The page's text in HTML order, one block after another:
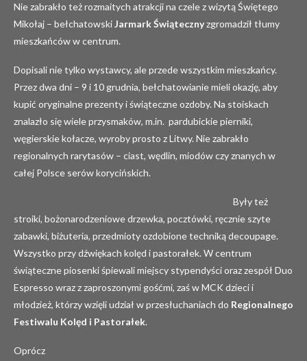
Nie zabrakło też rozmaitych atrakcji na czele z wizytą Świętego
Mikołaj – bełchatowskiJarmark Świątecznyzgromadził tłumy
mieszkańców w centrum.
Dopisali nie tylko wystawcy, ale przede wszystkim mieszkańcy.
Przez dwa dni – 9 i 10 grudnia, bełchatowianie mieli okazję, aby
kupić oryginalne prezenty i świąteczne ozdoby. Na stoiskach
znalazło się wiele przysmaków, m.in. pardubickie pierniki,
węgierskie kołacze, wyroby prosto z Litwy. Nie zabrakło
regionalnych rarytasów – ciast, wędlin, miodów czy znanych w
całej Polsce serów korycińskich.
Były też
stroiki, bożonarodzeniowe drzewka, pocztówki, ręcznie szyte
zabawki, biżuteria, przedmioty ozdobione techniką decoupage.
Wszystko przy dźwiękach kolęd i pastorałek. W centrum
świąteczne piosenki śpiewali miejscy stypendyści oraz zespół Duo
Espresso wraz z zaproszonymi gośćmi, zaś w MCK dzieci i
młodzież, którzy wzięli udział w przesłuchaniach do Regionalnego
Festiwalu Kolęd i Pastorałek.
Oprócz